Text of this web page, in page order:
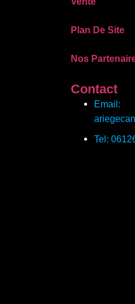
Plan De Site
Nos
Contact
Email:
Tel: